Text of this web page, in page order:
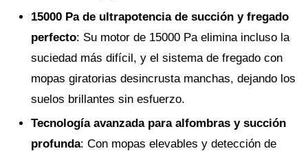
15000 Pa de ultrapotencia de succión y fregado
perfecto: Su motor de 15000 Pa elimina incluso la
suciedad más difícil, y el sistema de fregado con
mopas giratorias desincrusta manchas, dejando los
suelos brillantes sin esfuerzo.
Tecnología avanzada para alfombras y succión
profunda: Con mopas elevables y detección de